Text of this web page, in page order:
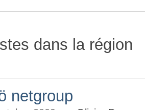
dans la région
netgroup